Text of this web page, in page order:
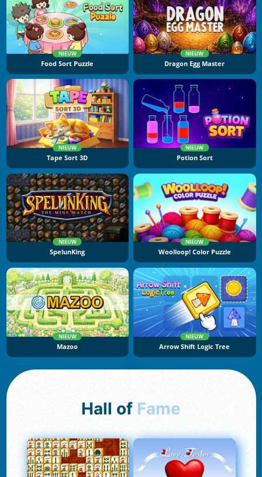
NIEUW
Food Sort Puzzle
NIEUW
Dragon Egg Master
NIEUW
Tape Sort 3D
NIEUW
Potion Sort
NIEUW
SpelunKing
NIEUW
Woolloop! Color Puzzle
NIEUW
Mazoo
NIEUW
Arrow Shift Logic Tree
Hall of Fame